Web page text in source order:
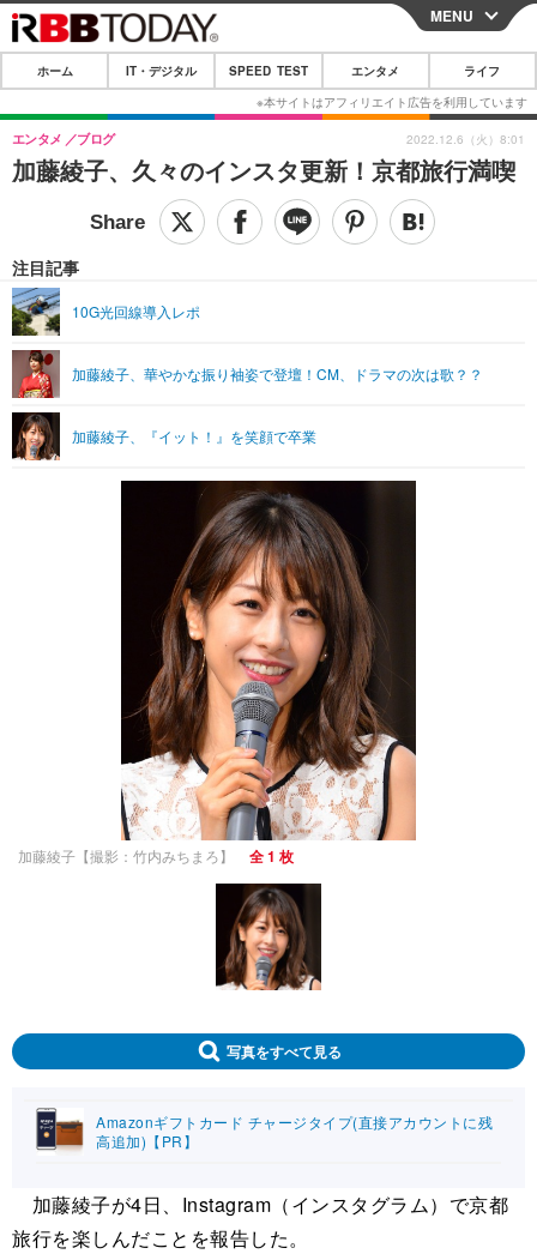
CLOSE
ホーム
IT・デジタル
IT・デジタルTOP スマートフォン
ネタ ガジェット・ツール
SPEED TEST
エンタメ
音楽 スポーツ
ライフ
ペット ショッピング
その他
リリース一覧
プッシュ通知の停止方法
MENU
ホーム IT・デジタル SPEED TEST エンタメ ライフ
加藤綾子、久々のインスタ更新！京都旅行満喫
エンタメ ブログ
注目記事
10G光回線導入レポ
加藤綾子、華やかな振り袖姿で登壇！CM、ドラマの次は歌？？
加藤綾子、『イット！』を笑顔で卒業
2022.12.6（火）8:01
加藤綾子【撮影：竹内みちまろ】 全 1 枚
写真をすべて見る
Amazonギフトカード チャージタイプ(直接アカウントに残
高追加)【PR】
加藤綾子が4日、Instagram（インスタグラム）で京都
旅行を楽しんだことを報告した。